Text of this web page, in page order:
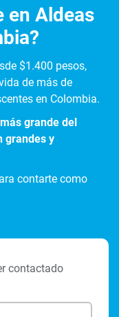
en Aldeas
$1.400 pesos,
de más de
en Colombia.
grande del
grandes y
contarte como
contactado